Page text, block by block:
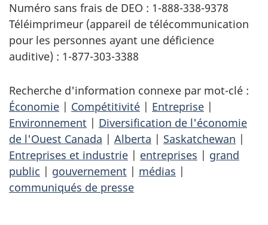
Numéro sans frais de DEO : 1-888-338-9378
Téléimprimeur (appareil de télécommunication
pour les personnes ayant une déficience
auditive) : 1-877-303-3388
Recherche d'information connexe par mot-clé :
Économie | Compétitivité | Entreprise |
Environnement | Diversification de l'économie
de l'Ouest Canada | Alberta | Saskatchewan |
Entreprises et industrie | entreprises | grand
public | gouvernement | médias |
communiqués de presse